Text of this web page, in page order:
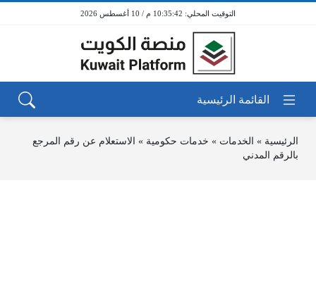
10:35:42 م / 10 أغسطس 2026
الرئيسية » الخدمات » خدمات حكومية » الاستعلام عن رقم المرجع
بالرقم المدني